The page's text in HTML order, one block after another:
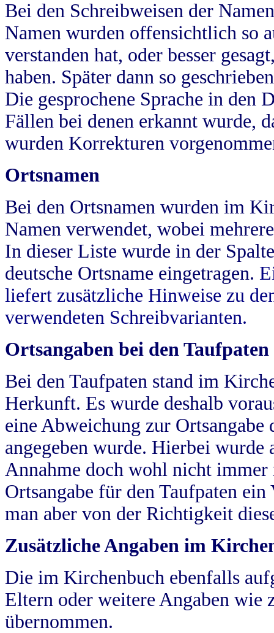
Bei den Schreibweisen der
Namen wurden offensichtlich so
verstanden hat, oder besser
haben. Später dann so
Die gesprochene Sprache in
Fällen bei denen erkannt wurde,
wurden Korrekturen
Ortsnamen
Bei den Ortsnamen wurden im
Namen verwendet, wobei
In dieser Liste wurde in der
deutsche Ortsname eingetragen.
liefert zusätzliche Hinweise zu
verwendeten Schreibvarianten.
Ortsangaben bei den Taufpaten
Bei den Taufpaten stand im
Herkunft. Es wurde deshalb
eine Abweichung zur
angegeben wurde. Hierbei wurde
Annahme doch wohl nicht
Ortsangabe für den Taufpaten
man aber von der Richtigkeit
Zusätzliche Angaben im
Die im Kirchenbuch ebenfalls
Eltern oder weitere Angaben wie
übernommen.